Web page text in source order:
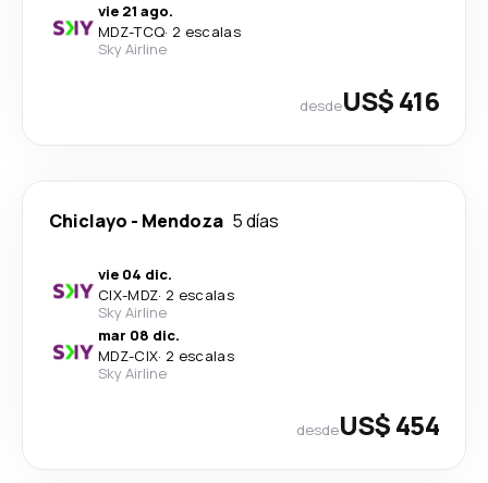
vie 21 ago.
MDZ-TCQ· 2 escalas
Sky Airline
desdeUS$ 416
Chiclayo - Mendoza 5 días
vie 04 dic.
CIX-MDZ· 2 escalas
Sky Airline
mar 08 dic.
MDZ-CIX· 2 escalas
Sky Airline
desdeUS$ 454